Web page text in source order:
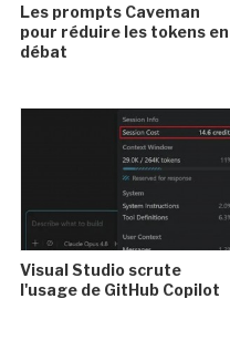
Les prompts Caveman
pour réduire les tokens en
débat
Visual Studio scrute
l'usage de GitHub Copilot